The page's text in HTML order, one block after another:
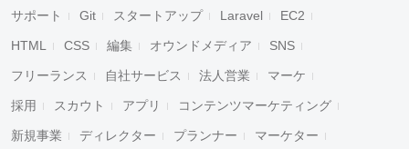
サポート Git スタートアップ Laravel EC2
HTML CSS 編集 オウンドメディア SNS
フリーランス 自社サービス 法人営業 マーケ
採用 スカウト アプリ コンテンツマーケティング
新規事業 ディレクター プランナー マーケター